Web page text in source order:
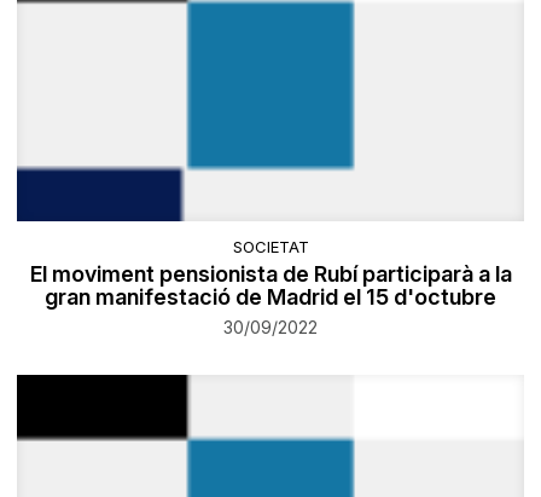
SOCIETAT
El moviment pensionista de Rubí participarà a la
gran manifestació de Madrid el 15 d'octubre
30/09/2022